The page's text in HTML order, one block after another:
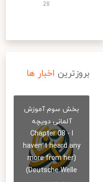
28
بروزترین اخبار ها
بخش سوم آموزش
آلمانی دویچه
Chapter 08 - I
haven’t heard any
more from her)
Deutsche Welle)